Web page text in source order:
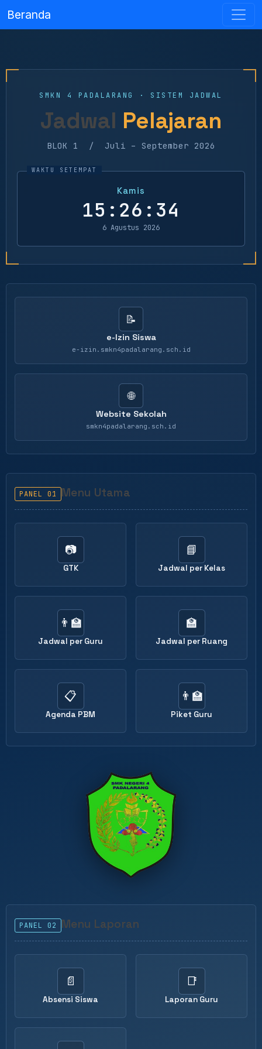
Beranda
SMKN 4 PADALARANG · SISTEM JADWAL
Jadwal Pelajaran
BLOK 1 / Juli – September 2026
Kamis
15:26:34
6 Agustus 2026
📝
e-Izin Siswa
e-izin.smkn4padalarang.sch.id
🌐
Website Sekolah
smkn4padalarang.sch.id
PANEL 01 Menu Utama
📷
GTK
📘
Jadwal per Kelas
👨‍🏫
Jadwal per Guru
🏫
Jadwal per Ruang
📋
Agenda PBM
👨‍🏫
Piket Guru
PANEL 02 Menu Laporan
📄
Absensi Siswa
📑
Laporan Guru